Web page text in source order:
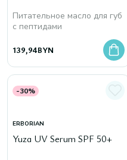
Питательное масло для губ
с пептидами
139,94BYN
-30%
ERBORIAN
Yuza UV Serum SPF 50+